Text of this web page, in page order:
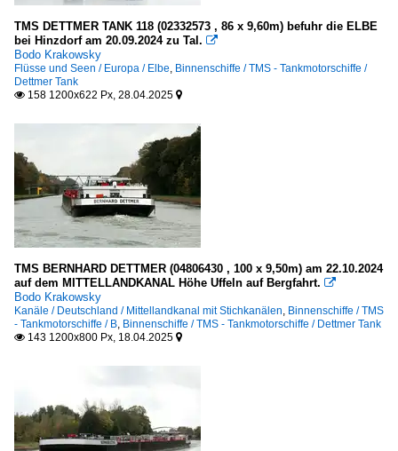
TMS DETTMER TANK 118 (02332573 , 86 x 9,60m) befuhr die ELBE
bei Hinzdorf am 20.09.2024 zu Tal. 
Bodo Krakowsky
Flüsse und Seen / Europa / Elbe, Binnenschiffe / TMS - Tankmotorschiffe /
Dettmer Tank
 158 1200x622 Px, 28.04.2025 
TMS BERNHARD DETTMER (04806430 , 100 x 9,50m) am 22.10.2024
auf dem MITTELLANDKANAL Höhe Uffeln auf Bergfahrt. 
Bodo Krakowsky
Kanäle / Deutschland / Mittellandkanal mit Stichkanälen, Binnenschiffe / TMS
- Tankmotorschiffe / B, Binnenschiffe / TMS - Tankmotorschiffe / Dettmer Tank
 143 1200x800 Px, 18.04.2025 